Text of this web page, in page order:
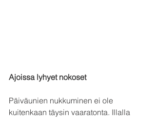
Ajoissa lyhyet nokoset
Päiväunien nukkuminen ei ole
kuitenkaan täysin vaaratonta. Illalla